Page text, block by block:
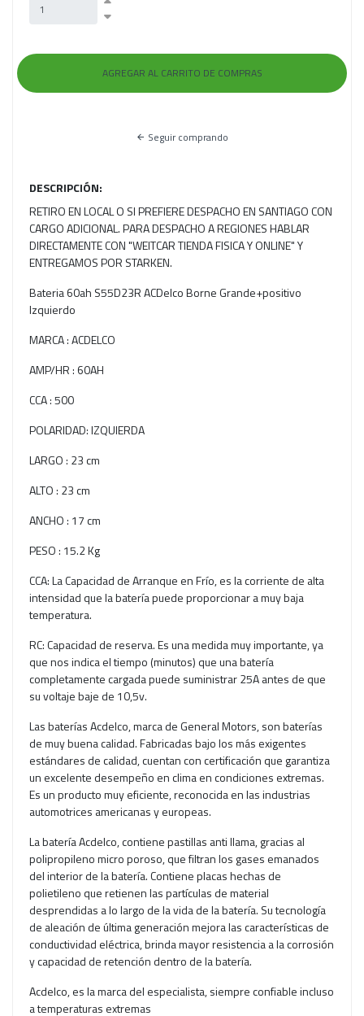
Seguir comprando
DESCRIPCIÓN:
RETIRO EN LOCAL O SI PREFIERE DESPACHO EN SANTIAGO CON
CARGO ADICIONAL. PARA DESPACHO A REGIONES HABLAR
DIRECTAMENTE CON "WEITCAR TIENDA FISICA Y ONLINE" Y
ENTREGAMOS POR STARKEN.
Bateria 60ah S55D23R ACDelco Borne Grande+positivo
Izquierdo
MARCA : ACDELCO
AMP/HR : 60AH
CCA : 500
POLARIDAD: IZQUIERDA
LARGO : 23 cm
ALTO : 23 cm
ANCHO : 17 cm
PESO : 15.2 Kg
CCA: La Capacidad de Arranque en Frío, es la corriente de alta
intensidad que la batería puede proporcionar a muy baja
temperatura.
RC: Capacidad de reserva. Es una medida muy importante, ya
que nos indica el tiempo (minutos) que una batería
completamente cargada puede suministrar 25A antes de que
su voltaje baje de 10,5v.
Las baterías Acdelco, marca de General Motors, son baterías
de muy buena calidad. Fabricadas bajo los más exigentes
estándares de calidad, cuentan con certificación que garantiza
un excelente desempeño en clima en condiciones extremas.
Es un producto muy eficiente, reconocida en las industrias
automotrices americanas y europeas.
La batería Acdelco, contiene pastillas anti llama, gracias al
polipropileno micro poroso, que filtran los gases emanados
del interior de la batería. Contiene placas hechas de
polietileno que retienen las partículas de material
desprendidas a lo largo de la vida de la batería. Su tecnología
de aleación de última generación mejora las características de
conductividad eléctrica, brinda mayor resistencia a la corrosión
y capacidad de retención dentro de la batería.
Acdelco, es la marca del especialista, siempre confiable incluso
a temperaturas extremas